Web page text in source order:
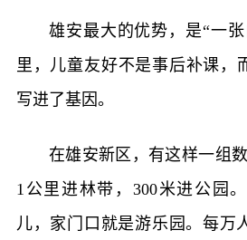
雄安最大的优势，是“一
里，儿童友好不是事后补课，
写进了基因。
在雄安新区，有这样一组
1公里进林带，300米进公园
儿，家门口就是游乐园。每万